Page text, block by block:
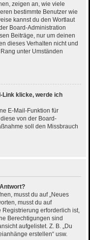
zeigen an, wie viele
bestimmte Benutzer wie
kannst du den Wortlaut
Board-Administration
Beiträge, nur um deinen
dieses Verhalten nicht und
unter Umständen
Link klicke, werde ich
E-Mail-Funktion für
von der Board-
soll den Missbrauch
musst du auf „Neues
musst du auf
Registrierung erforderlich ist,
Berechtigungen sind
aufgelistet. Z. B. „Du
erstellen“ usw.